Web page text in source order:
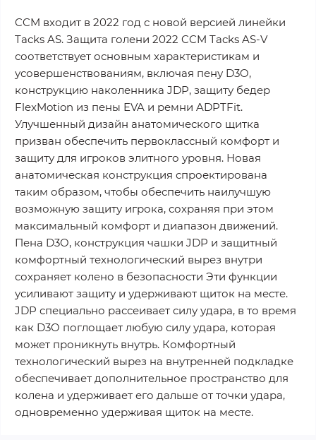
CCM входит в 2022 год с новой версией линейки
Tacks AS. Защита голени 2022 CCM Tacks AS-V
соответствует основным характеристикам и
усовершенствованиям, включая пену D3O,
конструкцию наколенника JDP, защиту бедер
FlexMotion из пены EVA и ремни ADPTFit.
Улучшенный дизайн анатомического щитка
призван обеспечить первоклассный комфорт и
защиту для игроков элитного уровня. Новая
анатомическая конструкция спроектирована
таким образом, чтобы обеспечить наилучшую
возможную защиту игрока, сохраняя при этом
максимальный комфорт и диапазон движений.
Пена D3O, конструкция чашки JDP и защитный
комфортный технологический вырез внутри
сохраняет колено в безопасности Эти функции
усиливают защиту и удерживают щиток на месте.
JDP специально рассеивает силу удара, в то время
как D3O поглощает любую силу удара, которая
может проникнуть внутрь. Комфортный
технологический вырез на внутренней подкладке
обеспечивает дополнительное пространство для
колена и удерживает его дальше от точки удара,
одновременно удерживая щиток на месте.